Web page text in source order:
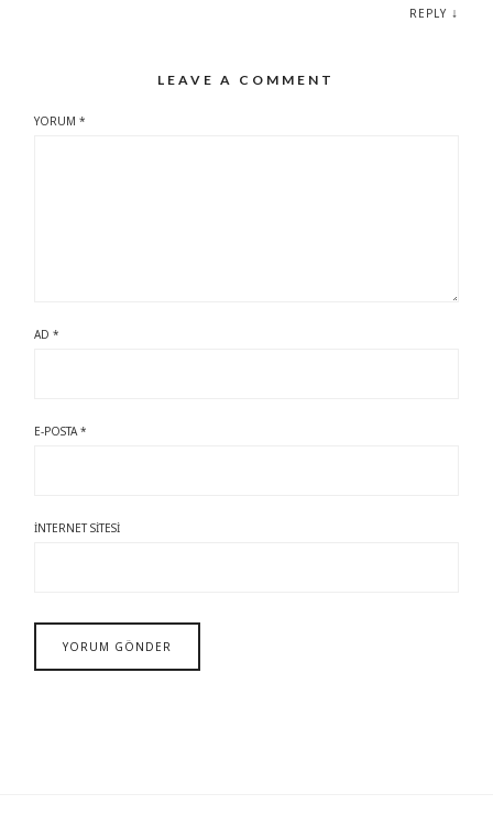
REPLY ↓
LEAVE A COMMENT
YORUM*
AD*
E-POSTA*
İNTERNET SITESI